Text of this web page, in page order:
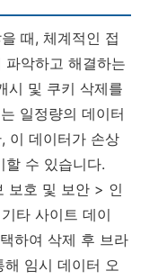
때, 체계적인 접
악하고 해결하는
시 및 쿠키 삭제를
일정량의 데이터
이 데이터가 손상
할 수 있습니다.
보호 및 보안 > 인
타 사이트 데이
택하여 삭제 후 브라
해 임시 데이터 오